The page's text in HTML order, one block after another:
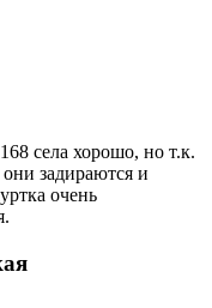
села хорошо, но т.к.
задираются и
очень